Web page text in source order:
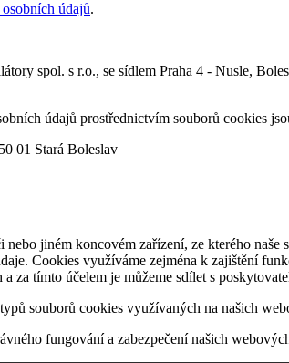
údajů.
spol. s r.o., se sídlem Praha 4 - Nusle,
údajů prostřednictvím souborů cookies
01 Stará Boleslav
jiném koncovém zařízení, ze kterého
Cookies využíváme zejména k zajištění
za tímto účelem je můžeme sdílet s
souborů cookies využívaných na našich
fungování a zabezpečení našich